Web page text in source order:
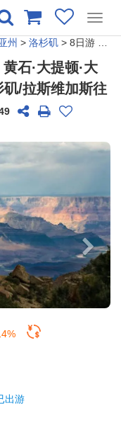
州 > 洛杉矶 > 8日游 -【33座豪华商务大巴】黄石·大提顿·大峡谷·羚羊峡谷深度之旅（洛杉矶/拉斯维加斯往返, 含接送机）
石·大提顿·大
矶/拉斯维加斯往
出游